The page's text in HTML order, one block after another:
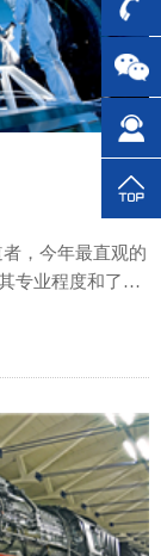
专业程度和了解
许换个角度看，
劳动力的成本提